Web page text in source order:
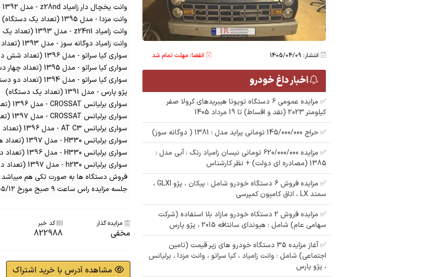
انتشار: 1405/04/09 انقضا: مهلت تمام شد
اخبار داغ خودرو
✅ مزایده عمومی 6 دستگاه تویوتا هیبریدهای کرولا صفر
کیلومتر 2023 (نقد و اقساط) تا 19 مرداد 1405
✅ حراج 145/000/000 تومانی پراید مدل : 1381 ( دوگانه سوز)
✅ مزایده 620/000/000 تومانی نیسان زامیاد رنگ : آبی مدل :
1385 (مصادره ای دولت) + نظر کارشناس
✅ مزایده فروش 6 دستگاه خودرو شامل : پیکان ، پژو GLXI ،
سمند LX ، اتاق کامیون کمپرسی
✅ مزایده فروش 2 دستکاه خودرو مازاد بلا استفاده (شرکت
سهامی عام) شامل : هیوندای سانتافه 2015 ، پژو پارس
✅ آغاز مزایده 35 دستگاه خودرو های زیر قیمت (تامین
اجتماعی) شامل : وانت زامیاد ، کیا سراتو ، وانت مزدا ، برلیانس
، پژو پارس
وانت یخچال دار زامیاد z28nd - مدل 1392 (تعداد یک دستگاه)
وانت مزدا - مدل 1395 (تعداد یک دستگاه)
وانت زامیاد z24n1 - مدل 1393 (تعداد یک دستگاه)
وانت زامیاد دوگانه سوز - مدل 1393 (تعداد یک دستگاه)
سواری کیا سراتو - مدل 1396 (تعداد شش دستگاه)
سواری کیا سراتو - مدل 1395 (تعداد چهار دستگاه)
سواری کیا سراتو - مدل 1394 (تعداد دو دستگاه)
پژو پارس - مدل 1391 (تعداد یک دستگاه)
سواری برلیانس CROSSAT - مدل 1396 (تعداد یک دستگاه)
سواری برلیانس CROSSAT - مدل 1397 (تعداد یک دستگاه)
سواری برلیانس AT C3 - مدل 1396 (تعداد یک دستگاه)
سواری برلیانس H330 - مدل 1397 (تعداد هشت دستگاه)
سواری برلیانس H330 - مدل 1396 (تعداد دو دستگاه)
سواری برلیانس h230 - مدل 1397 (تعداد دو دستگاه)
فروش دستگاه ها به صورت تکی هم میباشد
جلسه مزایده راس ساعت ۹ صبح مورخ ۱۴۰۵/۰۵/۱۲ انجام می شود
مزایده گذار
مخفی
کد خبر
822988
مشاهده آدرس با خرید اشتراک